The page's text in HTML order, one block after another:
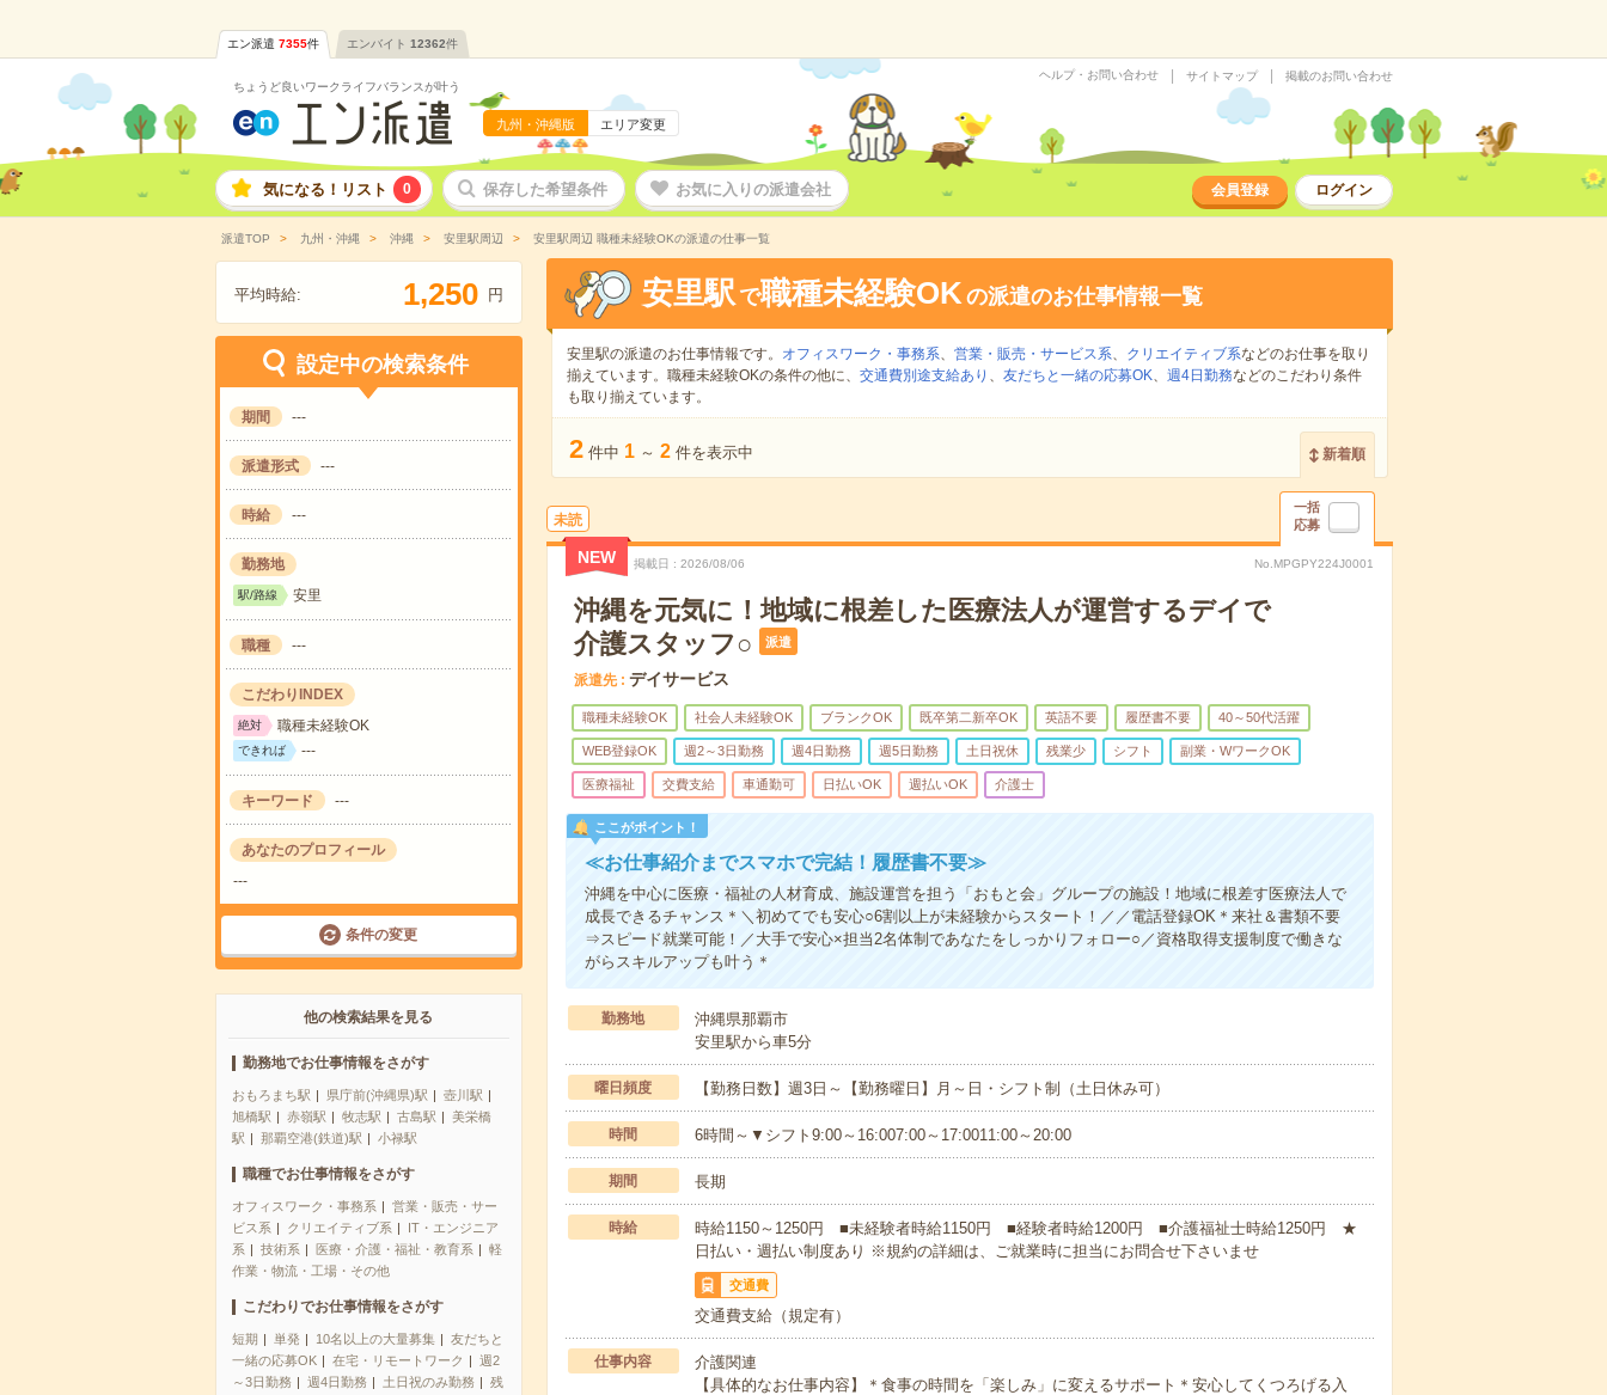
エン派遣 7355件 エンバイト 12362件
ちょうど良いワークライフバランスが叶う
九州・沖縄版 エリア変更
ヘルプ・お問い合わせ サイトマップ 掲載のお問い合わせ
気になる！リスト 0 保存した希望条件 お気に入りの派遣会社 会員登録 ログイン
派遣TOP 九州・沖縄 沖縄 安里駅周辺 安里駅周辺 職種未経験OKの派遣の仕事一覧
平均時給: 1,250 円
設定中の検索条件
期間 ---
派遣形式 ---
時給 ---
勤務地
駅/路線 安里
職種 ---
こだわりINDEX
絶対 職種未経験OK
できれば ---
キーワード ---
あなたのプロフィール
---
条件の変更
他の検索結果を見る
勤務地でお仕事情報をさがす
おもろまち駅 県庁前(沖縄県)駅
壺川駅
旭橋駅
赤嶺駅 牧志駅 古島駅
美栄橋
駅
那覇空港(鉄道)駅 小禄駅
職種でお仕事情報をさがす
オフィスワーク・事務系
営業・販売・サー
ビス系
クリエイティブ系
IT・エンジニア
系
技術系 医療・介護・福祉・教育系
軽
作業・物流・工場・その他
こだわりでお仕事情報をさがす
短期 単発 10名以上の大量募集
友だちと
一緒の応募OK
在宅・リモートワーク
週2
～3日勤務
週4日勤務 土日祝のみ勤務
残
安里駅 で職種未経験OKの派遣のお仕事情報一覧
安里駅の派遣のお仕事情報です。 オフィスワーク・事務系、 営業・販売・サービス系、 クリエイティブ系などのお仕事を取り
揃えています。職種未経験OKの条件の他に、 交通費別途支給あり 、 友だちと一緒の応募OK、 週4日勤務などのこだわり条件
も取り揃えています。
2 件中 1 ～ 2 件を表示中 新着順
未読
一括
応募
NEW 掲載日 2026/08/06 No.MPGPY224J0001
沖縄を元気に！地域に根差した医療法人が運営するデイで
介護スタッフ○
派遣
派遣先 デイサービス
職種未経験OK 社会人未経験OK ブランクOK 既卒第二新卒OK 英語不要 履歴書不要 40～50代活躍
WEB登録OK 週2～3日勤務 週4日勤務 週5日勤務 土日祝休 残業少 シフト 副業・WワークOK
医療福祉 交費支給 車通勤可 日払いOK 週払いOK 介護士
ここがポイント！
≪お仕事紹介までスマホで完結！履歴書不要≫
沖縄を中心に医療・福祉の人材育成、施設運営を担う「おもと会」グループの施設！地域に根差す医療法人で
成長できるチャンス＊＼初めてでも安心○6割以上が未経験からスタート！／／電話登録OK＊来社＆書類不要
⇒スピード就業可能！／大手で安心×担当2名体制であなたをしっかりフォロー○／資格取得支援制度で働きな
がらスキルアップも叶う＊
勤務地
沖縄県那覇市
安里駅から車5分
曜日頻度 【勤務日数】週3日～【勤務曜日】月～日・シフト制（土日休み可）
時間 6時間～▼シフト9:00～16:007:00～17:0011:00～20:00
期間 長期
時給
時給1150～1250円 ■未経験者時給1150円 ■経験者時給1200円 ■介護福祉士時給1250円 ★
日払い・週払い制度あり ※規約の詳細は、ご就業時に担当にお問合せ下さいませ
交通費
交通費支給（規定有）
仕事内容
介護関連
【具体的なお仕事内容】＊食事の時間を「楽しみ」に変えるサポート＊安心してくつろげる入